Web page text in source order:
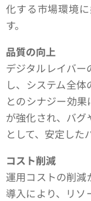
化する市場環境
す。
品質の向上
デジタルレイバー
し、システム全
とのシナジー効
が強化され、バグ
として、安定した
コスト削減
運用コストの削減
導入により、リソ